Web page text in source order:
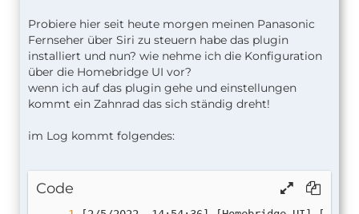
Probiere hier seit heute morgen meinen Panasonic
Fernseher über Siri zu steuern habe das plugin
installiert und nun? wie nehme ich die Konfiguration
über die Homebridge UI vor?
wenn ich auf das plugin gehe und einstellungen
kommt ein Zahnrad das sich ständig dreht!
im Log kommt folgendes:
Code